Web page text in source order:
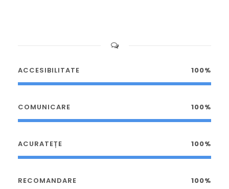
ACCESIBILITATE 100%
COMUNICARE 100%
ACURATEȚE 100%
RECOMANDARE 100%